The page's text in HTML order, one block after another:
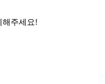
해주세요!